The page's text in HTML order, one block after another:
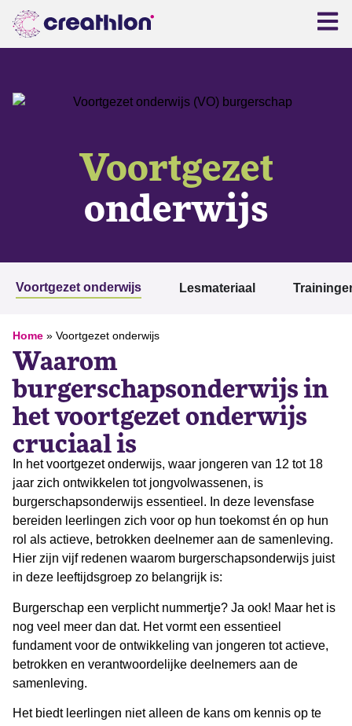
Voortgezet
onderwijs
Voortgezet onderwijs Lesmateriaal
Home » Voortgezet onderwijs
Waarom
burgerschapsonderwijs in
het voortgezet onderwijs
cruciaal is
In het voortgezet onderwijs, waar jongeren van 12 tot 18
jaar zich ontwikkelen tot jongvolwassenen, is
burgerschapsonderwijs essentieel. In deze levensfase
bereiden leerlingen zich voor op hun toekomst én op hun
rol als actieve, betrokken deelnemer aan de samenleving.
Hier zijn vijf redenen waarom burgerschapsonderwijs juist
in deze leeftijdsgroep zo belangrijk is:
Burgerschap een verplicht nummertje? Ja ook! Maar het is
nog veel meer dan dat. Het vormt een essentieel
fundament voor de ontwikkeling van jongeren tot actieve,
betrokken en verantwoordelijke deelnemers aan de
samenleving.
Het biedt leerlingen niet alleen de kans om kennis op te